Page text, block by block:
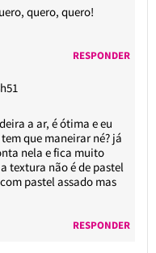
quero, quero!
RESPONDER
a ar, é ótima e eu
que maneirar né? já
nela e fica muito
textura não é de pastel
pastel assado mas
RESPONDER